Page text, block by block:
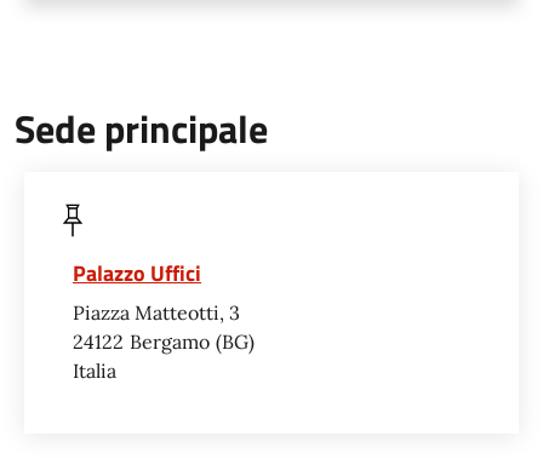
Sede principale
Palazzo Uffici
Piazza Matteotti, 3
24122 Bergamo BG
Italia